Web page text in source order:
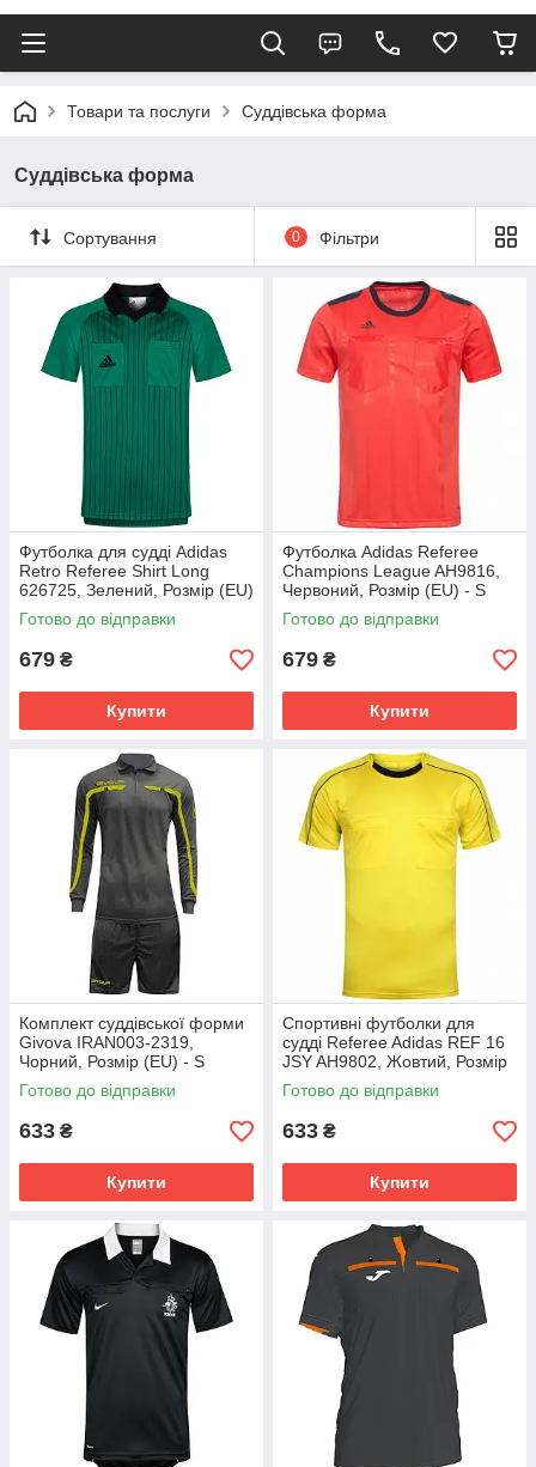
Товари та послуги Суддівська форма
Суддівська форма
Сортування 0 Фільтри
Футболка для судді Аdidas
Retro Referee Shirt Long
626725, Зелений, Розмір (EU)
- M
Готово до відправки
679 ₴
Купити
Футболка Adidas Referee
Champions League AH9816,
Червоний, Розмір (EU) - S
Готово до відправки
679 ₴
Купити
Комплект суддівської форми
Givova IRAN003-2319,
Чорний, Розмір (EU) - S
Готово до відправки
633 ₴
Купити
Спортивні футболки для
судді Referee Adidas REF 16
JSY AH9802, Жовтий, Розмір
(EU) - S
Готово до відправки
633 ₴
Купити